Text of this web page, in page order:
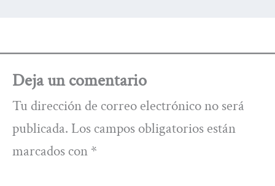
Deja un comentario
Tu dirección de correo electrónico no será
publicada. Los campos obligatorios están
marcados con *